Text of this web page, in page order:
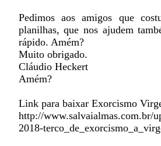
Pedimos aos amigos que
planilhas, que nos ajudem
rápido. Amém?
Muito obrigado.
Cláudio Heckert
Amém?
Link para baixar Exorcismo
http://www.salvaialmas.com.br/
2018-